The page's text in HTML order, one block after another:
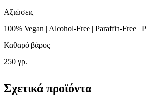
Αξιώσεις
100% Vegan | Alcohol-Free | Paraffin-Free |
Καθαρό βάρος
250 γρ.
Σχετικά προϊόντα